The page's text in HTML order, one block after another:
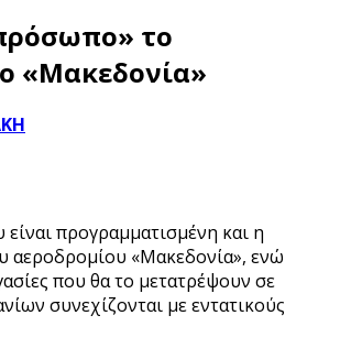
το
«Μακεδονία»
είναι προγραμματισμένη και η
αεροδρομίου «Μακεδονία», ενώ
που θα το μετατρέψουν σε
συνεχίζονται με εντατικούς